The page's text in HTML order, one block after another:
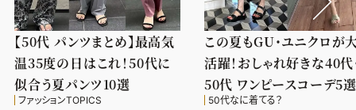
【50代 パンツまとめ】最高気
温35度の日はこれ！50代に
似合う夏パンツ10選
ファッションTOPICS
この夏もGU・ユニクロが
活躍！おしゃれ好きな40代
50代 ワンピースコーデ5
50代なに着てる？